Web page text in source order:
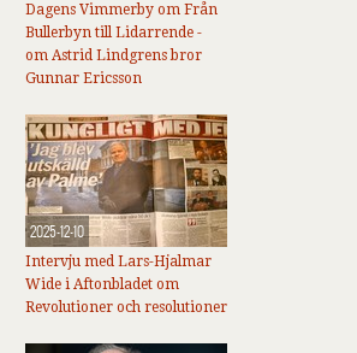
Dagens Vimmerby om Från
Bullerbyn till Lidarrende -
om Astrid Lindgrens bror
Gunnar Ericsson
2025-12-10
Intervju med Lars-Hjalmar
Wide i Aftonbladet om
Revolutioner och resolutioner